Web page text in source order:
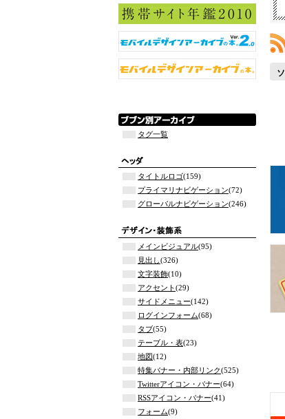
タグ一覧
タイトルロゴ(159)
プライマリナビゲーション(72)
グローバルナビゲーション(246)
メインビジュアル(95)
見出し(326)
文字装飾(10)
アクセント(29)
サイドメニュー(142)
ログインフォーム(68)
タブ(55)
テーブル・表(23)
地図(12)
特集バナー・内部リンク(525)
Twitterアイコン・バナー(64)
RSSアイコン・バナー(41)
フォーム(9)